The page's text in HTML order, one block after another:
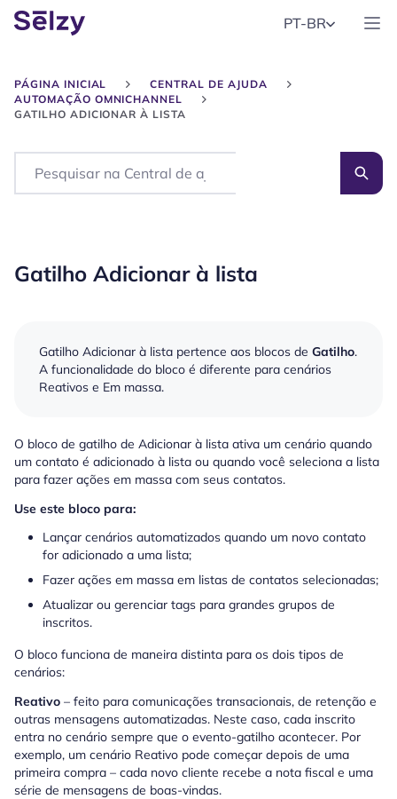
PT-BR
PÁGINA INICIAL
CENTRAL DE AJUDA
AUTOMAÇÃO OMNICHANNEL
GATILHO ADICIONAR À LISTA
Search
Gatilho Adicionar à lista
Gatilho Adicionar à lista pertence aos blocos de Gatilho.
A funcionalidade do bloco é diferente para cenários
Reativos e Em massa.
O bloco de gatilho de Adicionar à lista ativa um cenário quando
um contato é adicionado à lista ou quando você seleciona a lista
para fazer ações em massa com seus contatos.
Use este bloco para:
Lançar cenários automatizados quando um novo contato
for adicionado a uma lista;
Fazer ações em massa em listas de contatos selecionadas;
Atualizar ou gerenciar tags para grandes grupos de
inscritos.
O bloco funciona de maneira distinta para os dois tipos de
cenários:
Reativo – feito para comunicações transacionais, de retenção e
outras mensagens automatizadas. Neste caso, cada inscrito
entra no cenário sempre que o evento-gatilho acontecer. Por
exemplo, um cenário Reativo pode começar depois de uma
primeira compra – cada novo cliente recebe a nota fiscal e uma
série de mensagens de boas-vindas.